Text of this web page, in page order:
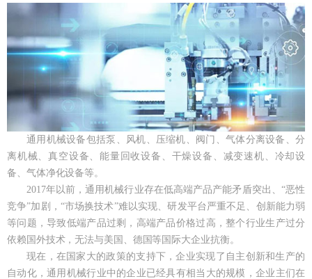
通用机械设备包括泵、风机、压缩机、阀门、气体分离设备、分
离机械、真空设备、能量回收设备、干燥设备、减变速机、冷却设
备、气体净化设备等。
2017年以前，通用机械行业存在低高端产品产能矛盾突出、“恶性
竞争”加剧，“市场换技术”难以实现、研发平台严重不足、创新能力弱
等问题，导致低端产品过剩，高端产品价格过高，整个行业生产过分
依赖国外技术，无法与美国、德国等国际大企业抗衡。
现在，在国家大的政策的支持下，企业实现了自主创新和生产的
自动化，通用机械行业中的企业已经具有相当大的规模，企业主们在